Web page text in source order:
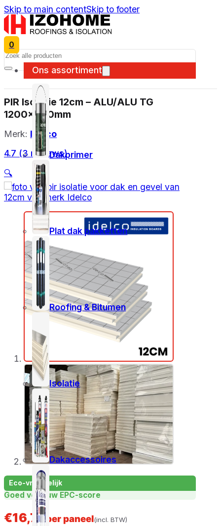
Skip to main contentSkip to footer
0
Ons assortiment
Dakprimer
Plat dak pakketten
Roofing & Bitumen
Isolatie
Dakaccessoires
Search
PIR Isolatie 12cm – ALU/ALU TG
1200x600mm
Merk: Idelco
4.7 (3 reviews)
🔍
Eco-vriendelijk
Goed voor uw EPC-score
€16,75 per paneel(incl. BTW)